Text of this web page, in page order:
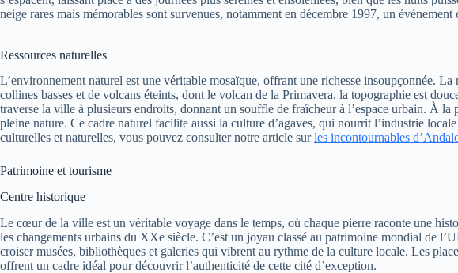
neige rares mais mémorables sont survenues, notamment en décembre 1997, un
Ressources naturelles
L’environnement naturel est une véritable mosaïque, offrant une richesse insoupçonnée.
collines basses et de volcans éteints, dont le volcan de la Primavera, la topographie est
traverse la ville à plusieurs endroits, donnant un souffle de fraîcheur à l’espace urbain. À
pleine nature. Ce cadre naturel facilite aussi la culture d’agaves, qui nourrit l’industrie
culturelles et naturelles, vous pouvez consulter notre article surles incontournables
Patrimoine et tourisme
Centre historique
Le cœur de la ville est un véritable voyage dans le temps, où chaque pierre raconte une
les changements urbains du XXe siècle. C’est un joyau classé au patrimoine mondial de
croiser musées, bibliothèques et galeries qui vibrent au rythme de la culture locale. Les
offrent un cadre idéal pour découvrir l’authenticité de cette cité d’exception.